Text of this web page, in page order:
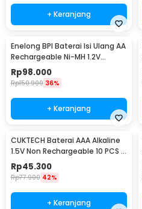
+ Keranjang
Enelong BPI Baterai Isi Ulang AA
Rechargeable Ni-MH 1.2V
2700mAh 4 PCS
Rp98.000
Rp150.900 36%
+ Keranjang
CUKTECH Baterai AAA Alkaline
1.5V Non Rechargeable 10 PCS -
Zi7
Rp45.300
Rp77.900 42%
+ Keranjang